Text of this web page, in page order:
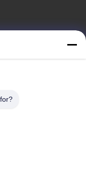
Minbao Road,